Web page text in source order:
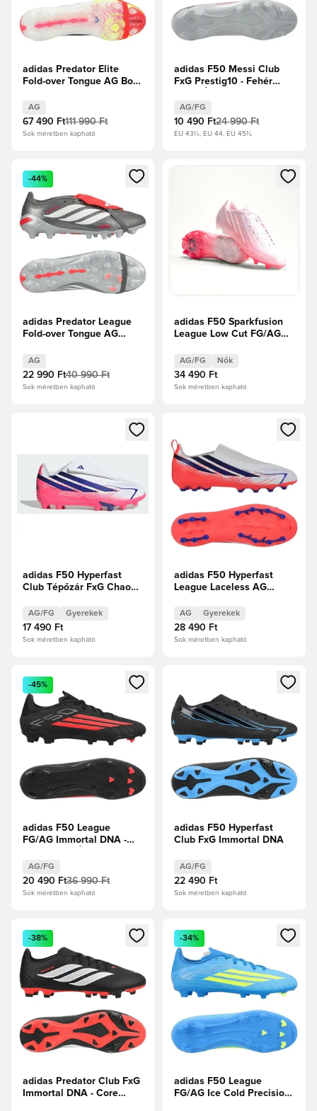
adidas Predator Elite
Fold-over Tongue AG Born
Élénkpiros/Core
Black/Fehér cipők
AG
67 490 Ft111 990 Ft
Sok méretben kapható
adidas F50 Messi Club
FxG Prestig10 - Fehér
metál
AG/FG
10 490 Ft24 990 Ft
EU 43½, EU 44, EU 45½
Megnyit egy modált a bejelentkezéshez vagy a tagként
-44%
adidas Predator League
Fold-over Tongue AG
Vasfém/Fehér cipők/
Élénkpiros
AG
22 990 Ft40 990 Ft
Sok méretben kapható
Megnyit egy modált a
adidas F50 Sparkfusion
League Low Cut FG/AG
AG/FG Nők
34 490 Ft
Sok méretben kapható
Megnyit egy modált a bejelentkezéshez vagy a tagként
adidas F50 Hyperfast
Club Tépőzár FxG Chaos
AG/FG Gyerekek
17 490 Ft
Sok méretben kapható
Megnyit egy modált a
adidas F50 Hyperfast
League Laceless AG
AG Gyerekek
28 490 Ft
Sok méretben kapható
Megnyit egy modált a bejelentkezéshez vagy a tagként
-45%
adidas F50 League
FG/AG Immortal DNA -
AG/FG
20 490 Ft36 990 Ft
Sok méretben kapható
Megnyit egy modált a
adidas F50 Hyperfast
Club FxG Immortal DNA
AG/FG
22 490 Ft
Sok méretben kapható
Megnyit egy modált a bejelentkezéshez vagy a tagként
-38%
adidas Predator Club FxG
Immortal DNA - Core
Megnyit egy modált a
-34%
adidas F50 League
FG/AG Ice Cold Precision